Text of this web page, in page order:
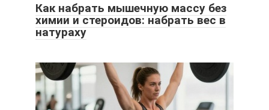
Как набрать мышечную массу без
химии и стероидов: набрать вес в
натураху